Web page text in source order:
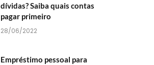
dívidas? Saiba quais contas
pagar primeiro
28/06/2022
Empréstimo pessoal para